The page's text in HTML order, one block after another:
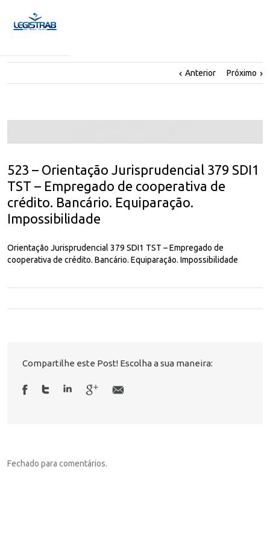
Anterior Próximo
523 – Orientação Jurisprudencial 379 SDI1
TST – Empregado de cooperativa de
crédito. Bancário. Equiparação.
Impossibilidade
Orientação Jurisprudencial 379 SDI1 TST – Empregado de
cooperativa de crédito. Bancário. Equiparação. Impossibilidade
Compartilhe este Post! Escolha a sua maneira:
Fechado para comentários.